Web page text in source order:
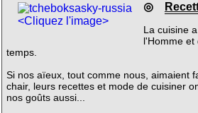
<Cliquez l'image>
◎
La cuisine
l'Homme et
temps.
Si nos aïeux, tout comme nous, aimaient
chair, leurs recettes et mode de cuisiner
nos goûts aussi...